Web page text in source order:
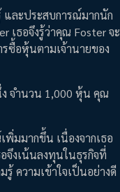
และประสบการณ์มากนัก
เธอจึงรู้ว่าคุณ Foster จะ
ซื้อหุ้นตามเจ้านายของ
จำนวน 1,000 หุ้น คุณ
พิ่มมากขึ้น เนื่องจากเธอ
จึงเน้นลงทุนในธุรกิจที่
ความเข้าใจเป็นอย่างดี